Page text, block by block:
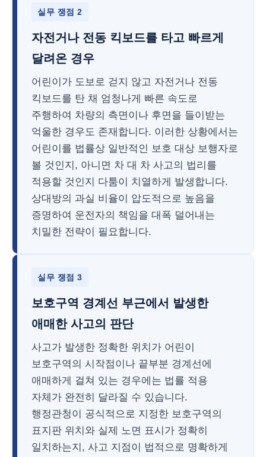
실무 쟁점 2
자전거나 전동 킥보드를 타고 빠르게
달려온 경우
어린이가 도보로 걷지 않고 자전거나 전동
킥보드를 탄 채 엄청나게 빠른 속도로
주행하여 차량의 측면이나 후면을 들이받는
억울한 경우도 존재합니다. 이러한 상황에서는
어린이를 법률상 일반적인 보호 대상 보행자로
볼 것인지, 아니면 차 대 차 사고의 법리를
적용할 것인지 다툼이 치열하게 발생합니다.
상대방의 과실 비율이 압도적으로 높음을
증명하여 운전자의 책임을 대폭 덜어내는
치밀한 전략이 필요합니다.
실무 쟁점 3
보호구역 경계선 부근에서 발생한
애매한 사고의 판단
사고가 발생한 정확한 위치가 어린이
보호구역의 시작점이나 끝부분 경계선에
애매하게 걸쳐 있는 경우에는 법률 적용
자체가 완전히 달라질 수 있습니다.
행정관청이 공식적으로 지정한 보호구역의
표지판 위치와 실제 노면 표시가 정확히
일치하는지, 사고 지점이 법적으로 명확하게